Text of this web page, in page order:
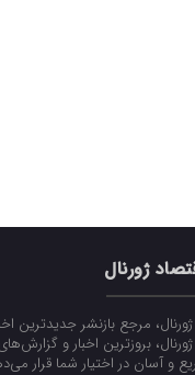
ژورنال
مرجع بازنشر جدیدترین
بروزترین اخبار و
و آسان در اختیار شما قرار